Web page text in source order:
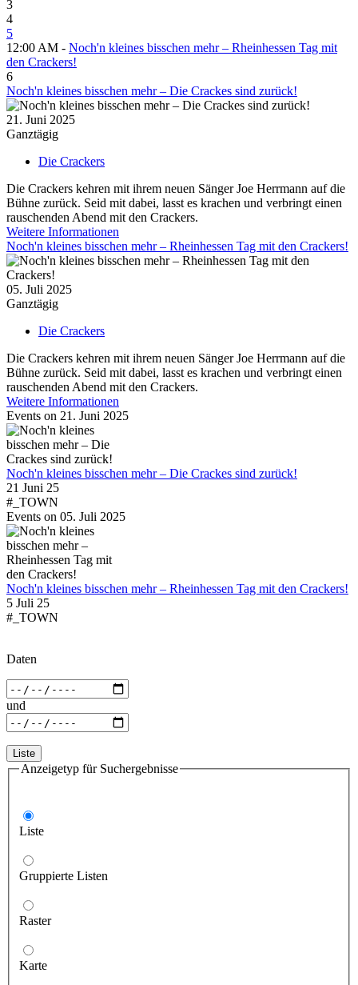
3
4
5
12:00 AM - Noch'n kleines bisschen mehr – Rheinhessen Tag mit
den Crackers!
6
Noch'n kleines bisschen mehr – Die Crackes sind zurück!
21. Juni 2025
Ganztägig
Die Crackers
Die Crackers kehren mit ihrem neuen Sänger Joe Herrmann auf die
Bühne zurück. Seid mit dabei, lasst es krachen und verbringt einen
rauschenden Abend mit den Crackers.
Weitere Informationen
Noch'n kleines bisschen mehr – Rheinhessen Tag mit den Crackers!
05. Juli 2025
Ganztägig
Die Crackers
Die Crackers kehren mit ihrem neuen Sänger Joe Herrmann auf die
Bühne zurück. Seid mit dabei, lasst es krachen und verbringt einen
rauschenden Abend mit den Crackers.
Weitere Informationen
Events on 21. Juni 2025
Noch'n kleines bisschen mehr – Die Crackes sind zurück!
21 Juni 25
#_TOWN
Events on 05. Juli 2025
Noch'n kleines bisschen mehr – Rheinhessen Tag mit den Crackers!
5 Juli 25
#_TOWN
Daten
und
Liste
Anzeigetyp für Suchergebnisse
Liste
Gruppierte Listen
Raster
Karte